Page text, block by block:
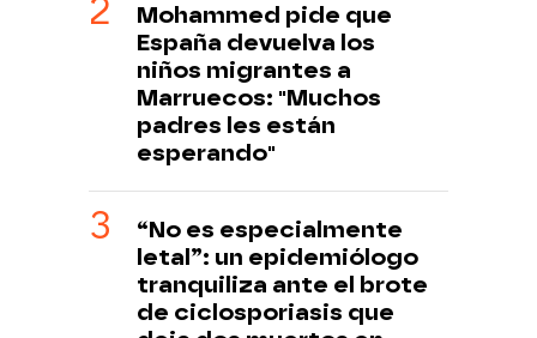
Mohammed pide que
España devuelva los
niños migrantes a
Marruecos: "Muchos
padres les están
esperando"
“No es especialmente
letal”: un epidemiólogo
tranquiliza ante el brote
de ciclosporiasis que